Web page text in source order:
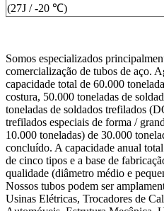
(27J / -20 ℃)
Somos especializados
comercialização de tubos de aço.
capacidade total de 60.000
costura, 50.000 toneladas de
toneladas de soldados trefilados
trefilados especiais de forma /
10.000 toneladas) de 30.000
concluído. A capacidade anual
de cinco tipos e a base de
qualidade (diâmetro médio e
Nossos tubos podem ser
Usinas Elétricas, Trocadores de